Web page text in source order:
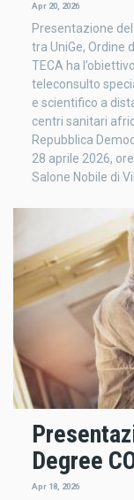
Apr 20, 2026
Presentazione
tra UniGe, Ordine
TECA ha
teleconsulto
e scientifico a
centri sanitari
Repubblica
28 aprile 2026,
Salone Nobile di
Degree
Apr 18, 2026